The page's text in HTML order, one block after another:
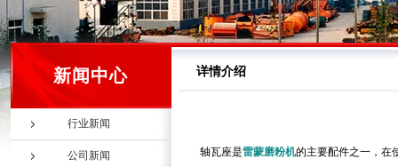
新闻中心
行业新闻
公司新闻
详情介绍
轴瓦座是雷蒙磨粉机的主要配件之一，在